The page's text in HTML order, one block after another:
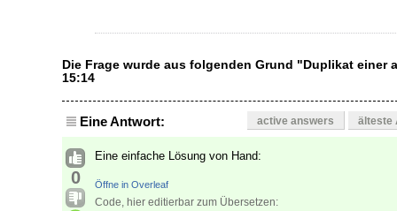
Die Frage wurde aus folgenden Grund "Duplikat einer
15:14
Eine Antwort: active answers älteste
0
Eine einfache Lösung von Hand:
Öffne in Overleaf
Code, hier editierbar zum Übersetzen: